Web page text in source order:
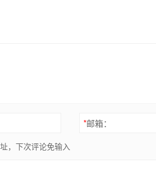
*邮箱：
，下次评论免输入